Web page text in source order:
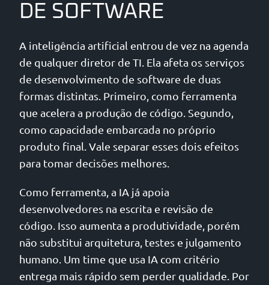
DE SOFTWARE
A inteligência artificial entrou de vez na agenda
de qualquer diretor de TI. Ela afeta os serviços
de desenvolvimento de software de duas
formas distintas. Primeiro, como ferramenta
que acelera a produção de código. Segundo,
como capacidade embarcada no próprio
produto final. Vale separar esses dois efeitos
para tomar decisões melhores.
Como ferramenta, a IA já apoia
desenvolvedores na escrita e revisão de
código. Isso aumenta a produtividade, porém
não substitui arquitetura, testes e julgamento
humano. Um time que usa IA com critério
entrega mais rápido sem perder qualidade. Por